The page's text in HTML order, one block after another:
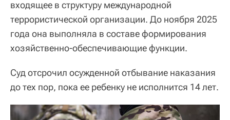
входящее в структуру международной
террористической организации. До ноября 2025
года она выполняла в составе формирования
хозяйственно-обеспечивающие функции.
Суд отсрочил осужденной отбывание наказания
до тех пор, пока ее ребенку не исполнится 14 лет.